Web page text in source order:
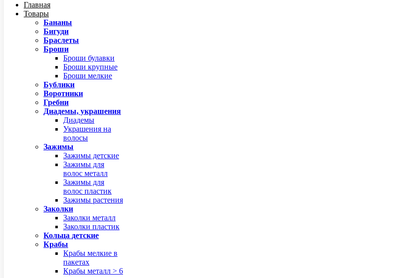
Главная
Товары
Бананы
Бигуди
Браслеты
Броши
Броши булавки
Броши крупные
Броши мелкие
Бублики
Воротники
Гребни
Диадемы, украшения
Диадемы
Украшения на
волосы
Зажимы
Зажимы детские
Зажимы для
волос металл
Зажимы для
волос пластик
Зажимы растения
Заколки
Заколки металл
Заколки пластик
Кольца детские
Крабы
Крабы мелкие в
пакетах
Крабы металл > 6